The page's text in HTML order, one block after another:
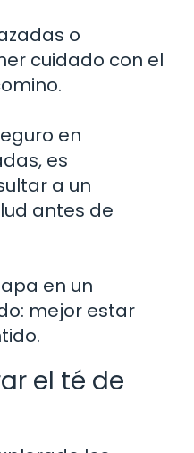
o
cuidado con el
en
es
a un
antes de
en un
mejor estar
el té de